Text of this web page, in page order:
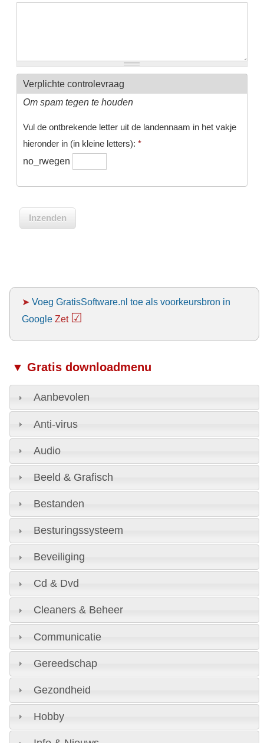
Verplichte controlevraag
Om spam tegen te houden
Vul de ontbrekende letter uit de landennaam in het vakje
hieronder in (in kleine letters): *
no_rwegen
➤ Voeg GratisSoftware.nl toe als voorkeursbron in
Google Zet ☑
▼ Gratis downloadmenu
Aanbevolen
Anti-virus
Audio
Beeld & Grafisch
Bestanden
Besturingssysteem
Beveiliging
Cd & Dvd
Cleaners & Beheer
Communicatie
Gereedschap
Gezondheid
Hobby